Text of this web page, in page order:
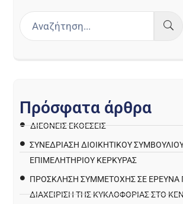
Πρόσφατα άρθρα
ΔΙΕΘΝΕΙΣ ΕΚΘΕΣΕΙΣ
ΣΥΝΕΔΡΙΑΣΗ ΔΙΟΙΚΗΤΙΚΟΥ
ΕΠΙΜΕΛΗΤΗΡΙΟΥ ΚΕΡΚΥΡΑΣ
ΠΡΌΣΚΛΗΣΗ ΣΥΜΜΕΤΟΧΉΣ ΣΕ ΈΡΕΥΝΑ
ΔΙΑΧΕΊΡΙΣΗ ΤΗΣ ΚΥΚΛΟΦΟΡΊΑΣ ΣΤΟ